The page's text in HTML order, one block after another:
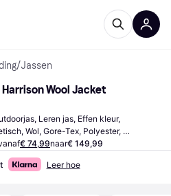
/Jassen
Wool Jacket
Leren jas, Effen kleur,
Wol, Gore-Tex, Polyester,
Winddicht, Zakken, Gevoerd,
€ 74,99naar€ 149,99
Leer hoe